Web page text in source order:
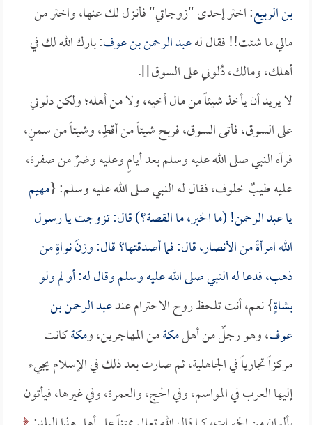
بن الربيع: اختر إحدى "زوجاتي" فأنـزل لك عنها، واختر من
مالي ما شئت!! فقال لهعبد الرحمن بن عوف: بارك الله لك في
أهلك، ومالك، دُلوني على السوق]].
لا يريد أن يأخذ شيئاً من مال أخيه، ولا من أهله؛ ولكن دلوني
على السوق، فأتى السوق، فربح شيئاً من أقطٍ، وشيئاً من سمنٍ،
فرآه النبي صلى الله عليه وسلم بعد أيامٍ وعليه وضرٌ من صفرة،
عليه طيبٌ خلوف، فقال له النبي صلى الله عليه وسلم: {مهيم
ياعبد الرحمن! (ما الخبر، ما القصة؟) قال: تزوجت يا رسول
الله امرأةً من الأنصار، قال: فما أصدقتها؟ قال: وزنَ نواةٍ من
ذهب، فدعا له النبي صلى الله عليه وسلم وقال له: أو لم ولو
بشاةٍ} نعم، أنت تلحظ روح الاحترام عندعبد الرحمن بن
عوف، وهو رجلٌ من أهلمكةمن المهاجرين، ومكةكانت
مركزاً تجارياً في الجاهلية، ثم صارت بعد ذلك في الإسلام يجيء
إليها العرب في المواسم، وفي الحج، والعمرة، وفي غيرها، فيأتون